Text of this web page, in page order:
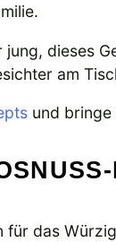
jung, dieses
am
und bringe
für das